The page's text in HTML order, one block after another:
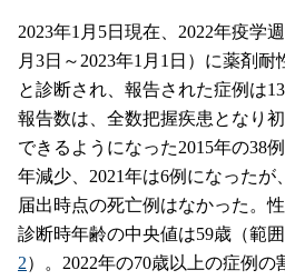
2023年1月5日現在、2022年疫学
月3日～2023年1月1日）に薬剤
と診断され、報告された症例は
報告数は、全数把握疾患となり
できるようになった2015年の38
年減少、2021年は6例になったが
届出時点の死亡例はなかった。
診断時年齢の中央値は59歳（範
2）。2022年の70歳以上の症例の